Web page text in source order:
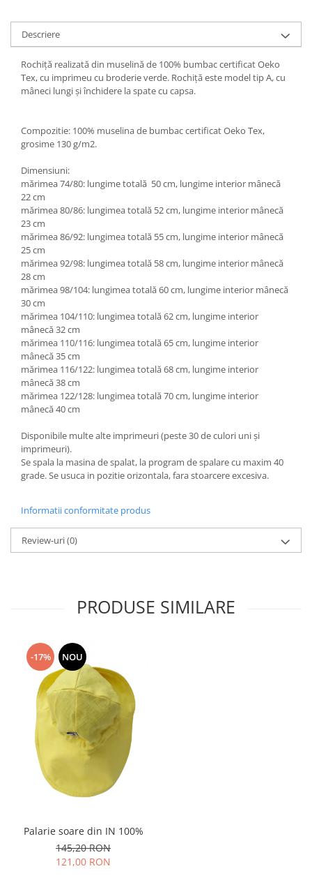
Descriere
Rochiță realizată din muselină de 100% bumbac certificat Oeko
Tex, cu imprimeu cu broderie verde. Rochiță este model tip A, cu
mâneci lungi și închidere la spate cu capsa.
Compozitie: 100% muselina de bumbac certificat Oeko Tex,
grosime 130 g/m2.
Dimensiuni:
mărimea 74/80: lungime totală 50 cm, lungime interior mânecă
22 cm
mărimea 80/86: lungimea totală 52 cm, lungime interior mânecă
23 cm
mărimea 86/92: lungimea totală 55 cm, lungime interior mânecă
25 cm
mărimea 92/98: lungimea totală 58 cm, lungime interior mânecă
28 cm
mărimea 98/104: lungimea totală 60 cm, lungime interior mânecă
30 cm
mărimea 104/110: lungimea totală 62 cm, lungime interior
mânecă 32 cm
mărimea 110/116: lungimea totală 65 cm, lungime interior
mânecă 35 cm
mărimea 116/122: lungimea totală 68 cm, lungime interior
mânecă 38 cm
mărimea 122/128: lungimea totală 70 cm, lungime interior
mânecă 40 cm
Disponibile multe alte imprimeuri (peste 30 de culori uni și
imprimeuri).
Se spala la masina de spalat, la program de spalare cu maxim 40
grade. Se usuca in pozitie orizontala, fara stoarcere excesiva.
Informatii conformitate produs
Review-uri(0)
PRODUSE SIMILARE
-17% NOU
Palarie soare din IN 100%
145,20 RON
121,00 RON